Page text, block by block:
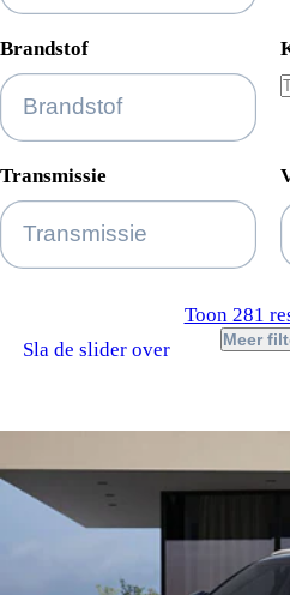
Brandstof
Transmissie
Basiskleur
Carrosserie
Toon 281
Meer
Ontdek de Audi
Sla de slider over